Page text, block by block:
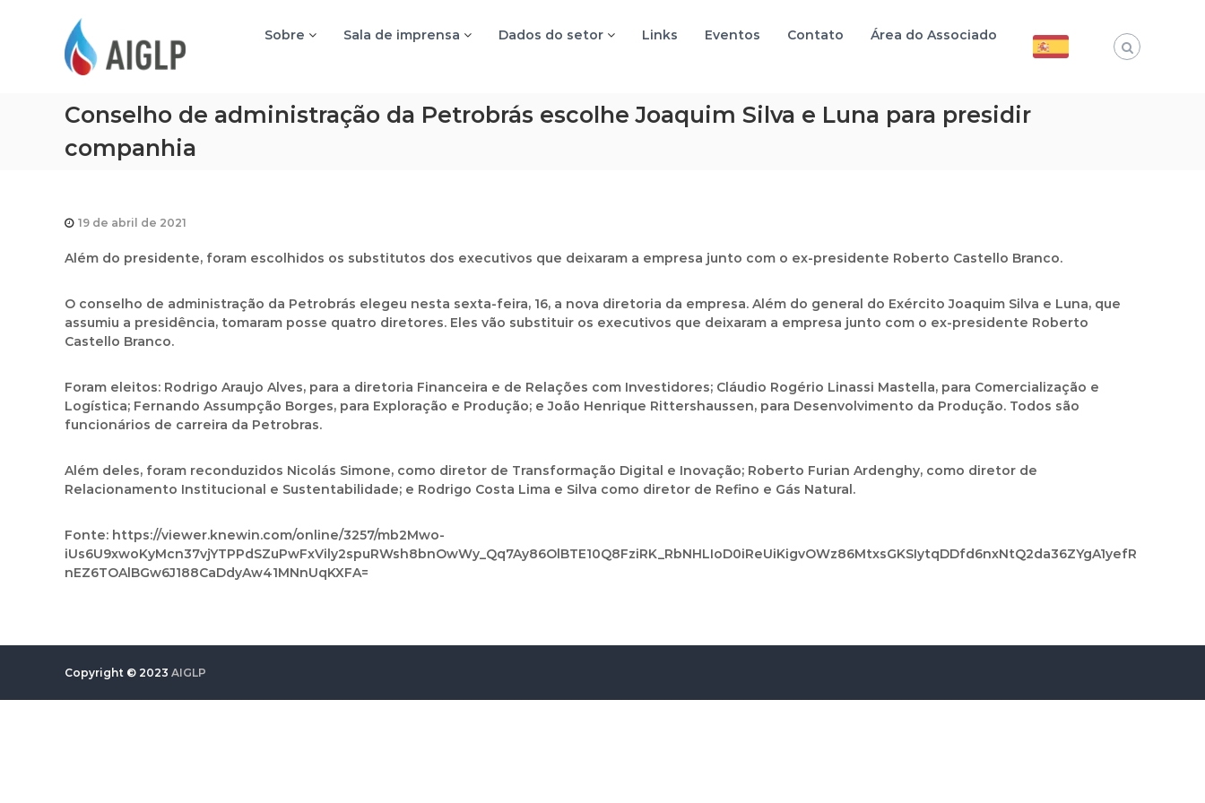
Sobre Sala de imprensa Dados do setor Links Eventos Contato Área do Associado
Conselho de administração da Petrobrás escolhe Joaquim Silva e Luna para presidir
companhia
19 de abril de 2021
Além do presidente, foram escolhidos os substitutos dos executivos que deixaram a empresa junto com o ex-presidente Roberto Castello Branco.
O conselho de administração da Petrobrás elegeu nesta sexta-feira, 16, a nova diretoria da empresa. Além do general do Exército Joaquim Silva e Luna, que
assumiu a presidência, tomaram posse quatro diretores. Eles vão substituir os executivos que deixaram a empresa junto com o ex-presidente Roberto
Castello Branco.
Foram eleitos: Rodrigo Araujo Alves, para a diretoria Financeira e de Relações com Investidores; Cláudio Rogério Linassi Mastella, para Comercialização e
Logística; Fernando Assumpção Borges, para Exploração e Produção; e João Henrique Rittershaussen, para Desenvolvimento da Produção. Todos são
funcionários de carreira da Petrobras.
Além deles, foram reconduzidos Nicolás Simone, como diretor de Transformação Digital e Inovação; Roberto Furian Ardenghy, como diretor de
Relacionamento Institucional e Sustentabilidade; e Rodrigo Costa Lima e Silva como diretor de Refino e Gás Natural.
Fonte: https://viewer.knewin.com/online/3257/mb2Mwo-
iUs6U9xwoKyMcn37vjYTPPdSZuPwFxVily2spuRWsh8bnOwWy_Qq7Ay86OlBTE10Q8FziRK_RbNHLIoD0iReUiKigvOWz86MtxsGKSIytqDDfd6nxNtQ2da36ZYgA1yefR
nEZ6TOAlBGw6J188CaDdyAw41MNnUqKXFA=
Copyright © 2023 AIGLP